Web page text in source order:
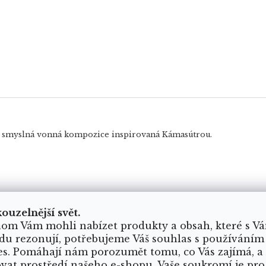
svět.
Vám mohli nabízet produkty a obsah, které s
rezonují, potřebujeme Váš souhlas s používáním
Pomáhají nám porozumět tomu, co Vás zajímá, a
vonná kompozice inspirovaná Kámasútrou.
obchodu je 5 z 5 hvězdiček.
K Kristýna
Hodnocení
5.8.2026